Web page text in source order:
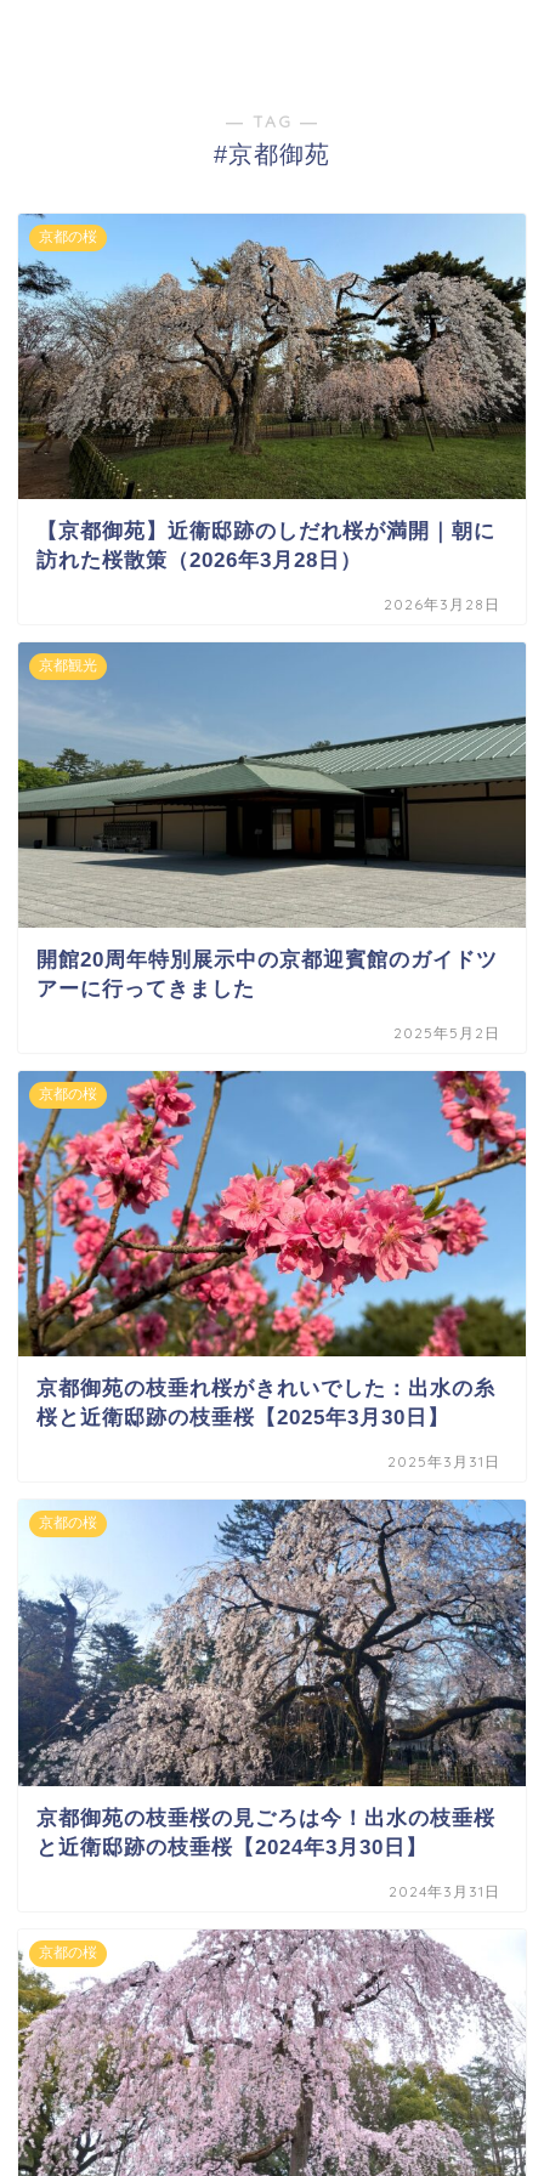
― TAG ―
#京都御苑
京都の桜
【京都御苑】近衞邸跡のしだれ桜が満開｜朝に
訪れた桜散策（2026年3月28日）
2026年3月28日
京都観光
開館20周年特別展示中の京都迎賓館のガイドツ
アーに行ってきました
2025年5月2日
京都の桜
京都御苑の枝垂れ桜がきれいでした：出水の糸
桜と近衛邸跡の枝垂桜【2025年3月30日】
2025年3月31日
京都の桜
京都御苑の枝垂桜の見ごろは今！出水の枝垂桜
と近衛邸跡の枝垂桜【2024年3月30日】
2024年3月31日
京都の桜